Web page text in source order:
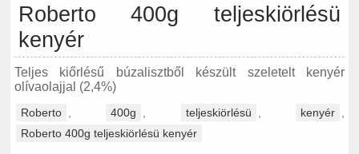
Roberto 400g teljeskiörlésü
kenyér
Teljes kiőrlésű búzalisztből készült szeletelt kenyér
olívaolajjal (2,4%)
Roberto 400g teljeskiörlésü kenyér
Roberto 400g teljeskiörlésü kenyér